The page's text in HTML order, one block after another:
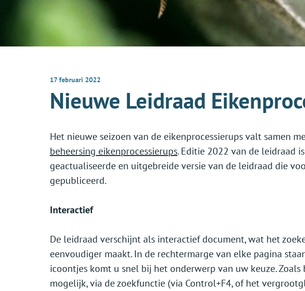
17 februari 2022
Nieuwe Leidraad
Het nieuwe seizoen van de eikenprocessierups valt samen
beheersing eikenprocessierups. Editie 2022 van de leidraad
geactualiseerde en uitgebreide versie van de leidraad die
gepubliceerd.
Interactief
De leidraad verschijnt als interactief document, wat het
eenvoudiger maakt. In de rechtermarge van elke pagina
icoontjes komt u snel bij het onderwerp van uw keuze.
mogelijk, via de zoekfunctie (via Control+F4, of het